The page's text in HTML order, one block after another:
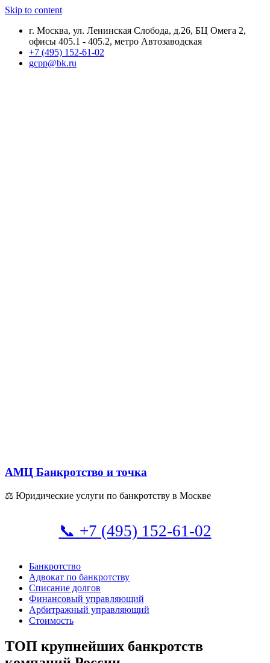
Skip to content
г. Москва, ул. Ленинская Слобода, д.26, БЦ Омега 2,
офисы 405.1 - 405.2, метро Автозаводская
+7 (495) 152-61-02
gcpp@bk.ru
АМЦ Банкротство и точка
⚖ Юридические услуги по банкротству в Москве
📞 +7 (495) 152-61-02
Банкротство
Адвокат по банкротству
Списание долгов
Финансовый управляющий
Арбитражный управляющий
Стоимость
ТОП крупнейших банкротств